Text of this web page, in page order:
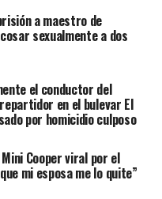
a maestro de
sexualmente a dos
el conductor del
en el bulevar El
por homicidio culposo
Cooper viral por el
mi esposa me lo quite”